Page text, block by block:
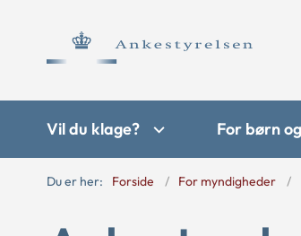
Vil du klage? For børn
Du er her: Forside For myndigheder